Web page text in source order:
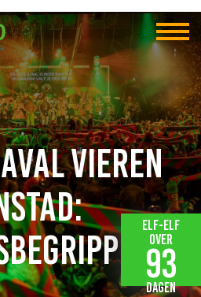
vieren
Elf-elf
over
93
dagen